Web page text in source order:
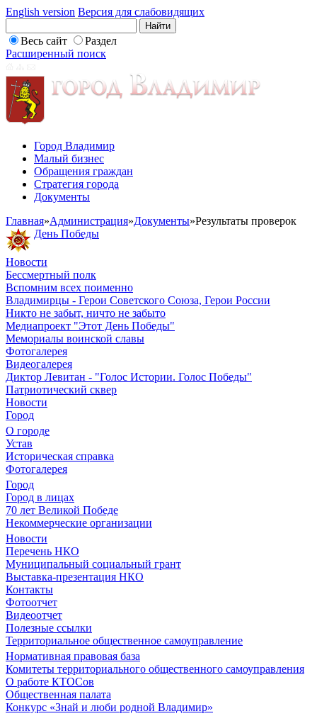
English version Версия для слабовидящих
Весь сайт
Раздел
Расширенный поиск
Город Владимир
Малый бизнес
Обращения граждан
Стратегия города
Документы
Главная»Администрация»Документы»Результаты проверок
День Победы
Новости
Бессмертный полк
Вспомним всех поименно
Владимирцы - Герои Советского Союза, Герои России
Никто не забыт, ничто не забыто
Медиапроект "Этот День Победы"
Мемориалы воинской славы
Фотогалерея
Видеогалерея
Диктор Левитан - "Голос Истории. Голос Победы"
Патриотический сквер
Новости
Город
О городе
Устав
Историческая справка
Фотогалерея
Город
Город в лицах
70 лет Великой Победе
Некоммерческие организации
Новости
Перечень НКО
Муниципальный социальный грант
Выставка-презентация НКО
Контакты
Фотоотчет
Видеоотчет
Полезные ссылки
Территориальное общественное самоуправление
Нормативная правовая база
Комитеты территориального общественного самоуправления
О работе КТОСов
Общественная палата
Конкурс «Знай и люби родной Владимир»